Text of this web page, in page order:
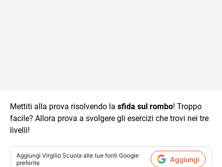
Mettiti alla prova risolvendo la sfida sul rombo! Troppo
facile? Allora prova a svolgere gli esercizi che trovi nei tre
livelli!
Aggiungi Virgilio Scuola alle tue fonti Google
preferite
Aggiungi